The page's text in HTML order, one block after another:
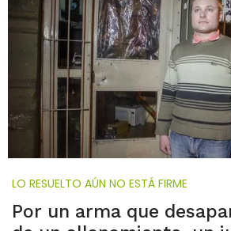
LO RESUELTO AÚN NO ESTÁ FIRME
Por un arma que